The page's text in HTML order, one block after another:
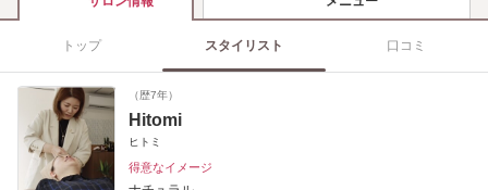
トップ スタイリスト 口コミ
（歴7年）
Hitomi
ヒトミ
得意なイメージ